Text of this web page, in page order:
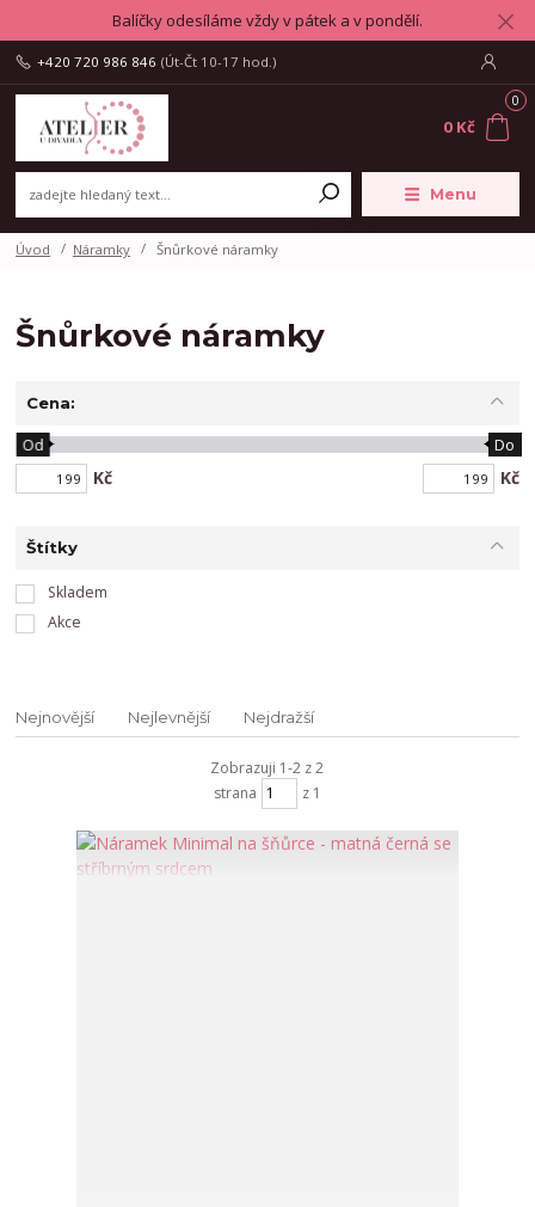
Balíčky odesíláme vždy v pátek a v pondělí.
Menu
+420 720 986 846 (Út-Čt 10-17 hod.)
0
0 Kč
Úvod Náramky Šnůrkové náramky
Šnůrkové náramky
Cena:
Kč
Od Do
Kč
Štítky
Skladem
Akce
Nejnovější Nejlevnější Nejdražší
Zobrazuji 1-2 z 2
strana
z 1